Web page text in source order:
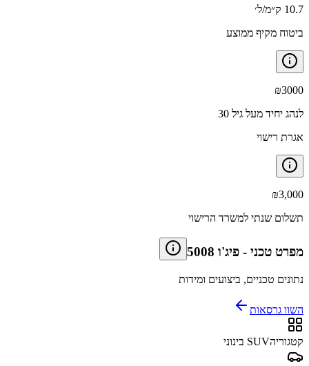
10.7 ק״מ/ל׳
ביטוח מקיף ממוצע
₪3000
לנהג יחיד מעל גיל 30
אגרת רישוי
₪3,000
תשלום שנתי למשרד הרישוי
מפרט טכני - פיג'ו 5008
נתונים טכניים, ביצועים ומידות
השוו גרסאות
קטגוריהSUV בינוני